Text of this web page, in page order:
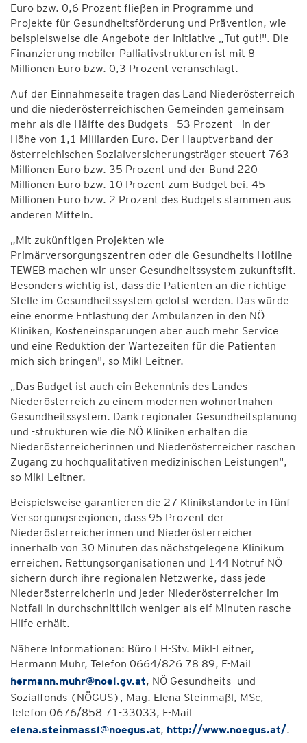
Euro bzw. 0,6 Prozent fließen in Programme und
Projekte für Gesundheitsförderung und Prävention, wie
beispielsweise die Angebote der Initiative „Tut gut!". Die
Finanzierung mobiler Palliativstrukturen ist mit 8
Millionen Euro bzw. 0,3 Prozent veranschlagt.
Auf der Einnahmeseite tragen das Land Niederösterreich
und die niederösterreichischen Gemeinden gemeinsam
mehr als die Hälfte des Budgets - 53 Prozent - in der
Höhe von 1,1 Milliarden Euro. Der Hauptverband der
österreichischen Sozialversicherungsträger steuert 763
Millionen Euro bzw. 35 Prozent und der Bund 220
Millionen Euro bzw. 10 Prozent zum Budget bei. 45
Millionen Euro bzw. 2 Prozent des Budgets stammen aus
anderen Mitteln.
„Mit zukünftigen Projekten wie
Primärversorgungszentren oder die Gesundheits-Hotline
TEWEB machen wir unser Gesundheitssystem zukunftsfit.
Besonders wichtig ist, dass die Patienten an die richtige
Stelle im Gesundheitssystem gelotst werden. Das würde
eine enorme Entlastung der Ambulanzen in den NÖ
Kliniken, Kosteneinsparungen aber auch mehr Service
und eine Reduktion der Wartezeiten für die Patienten
mich sich bringen", so Mikl-Leitner.
„Das Budget ist auch ein Bekenntnis des Landes
Niederösterreich zu einem modernen wohnortnahen
Gesundheitssystem. Dank regionaler Gesundheitsplanung
und -strukturen wie die NÖ Kliniken erhalten die
Niederösterreicherinnen und Niederösterreicher raschen
Zugang zu hochqualitativen medizinischen Leistungen",
so Mikl-Leitner.
Beispielsweise garantieren die 27 Klinikstandorte in fünf
Versorgungsregionen, dass 95 Prozent der
Niederösterreicherinnen und Niederösterreicher
innerhalb von 30 Minuten das nächstgelegene Klinikum
erreichen. Rettungsorganisationen und 144 Notruf NÖ
sichern durch ihre regionalen Netzwerke, dass jede
Niederösterreicherin und jeder Niederösterreicher im
Notfall in durchschnittlich weniger als elf Minuten rasche
Hilfe erhält.
Nähere Informationen: Büro LH-Stv. Mikl-Leitner,
Hermann Muhr, Telefon 0664/826 78 89, E-Mail
hermann.muhr@noel.gv.at, NÖ Gesundheits- und
Sozialfonds (NÖGUS), Mag. Elena Steinmaßl, MSc,
Telefon 0676/858 71-33033, E-Mail
elena.steinmassl@noegus.at, http://www.noegus.at/.